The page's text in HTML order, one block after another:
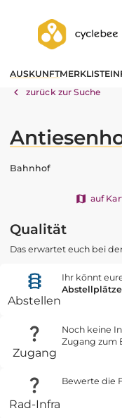
AUSKUNFTMERKLISTE
zurück zur Suche
Bahnhof
auf
Qualität
Das erwartet euch bei
Abstellen
Ihr könnt
Zugang
Noch keine
Zugang zum
Rad-Infra
Bewerte die